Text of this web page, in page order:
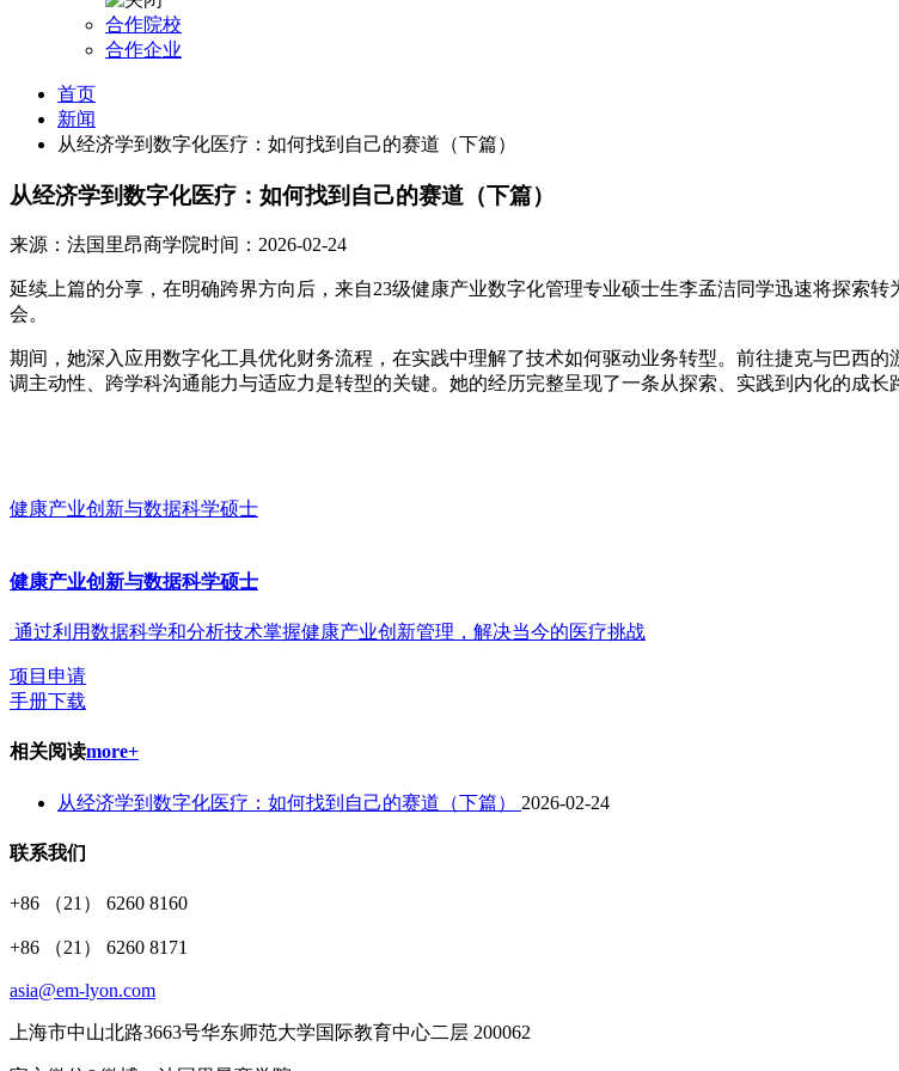
合作院校
合作企业
首页
新闻
从经济学到数字化医疗：如何找到自己的赛道（下篇）
从经济学到数字化医疗：如何找到自己的赛道（下篇）
来源：法国里昂商学院时间：2026-02-24
延续上篇的分享，在明确跨界方向后，来自23级健康产业数字化管理专业硕士生李孟洁同学迅速将探索
会。
期间，她深入应用数字化工具优化财务流程，在实践中理解了技术如何驱动业务转型。前往捷克与巴西
调主动性、跨学科沟通能力与适应力是转型的关键。她的经历完整呈现了一条从探索、实践到内化的成长
健康产业创新与数据科学硕士
健康产业创新与数据科学硕士
通过利用数据科学和分析技术掌握健康产业创新管理，解决当今的医疗挑战
项目申请
手册下载
相关阅读more+
从经济学到数字化医疗：如何找到自己的赛道（下篇） 2026-02-24
联系我们
+86 （21） 6260 8160
+86 （21） 6260 8171
asia@em-lyon.com
上海市中山北路3663号华东师范大学国际教育中心二层 200062